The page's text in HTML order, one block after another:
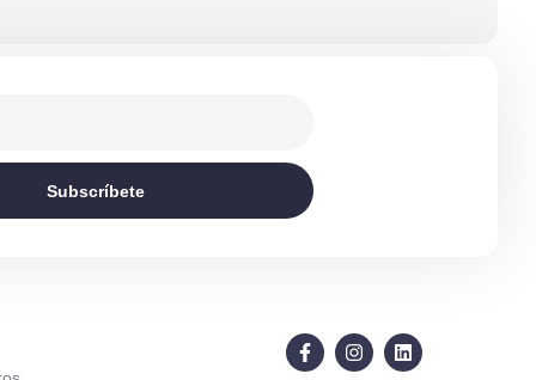
Subscríbete